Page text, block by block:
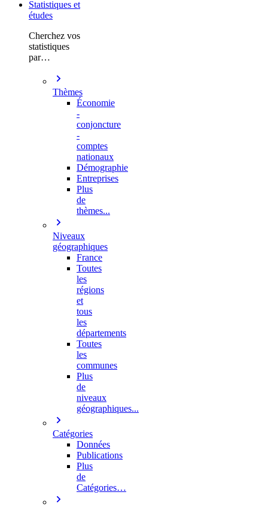
Statistiques et
études
Cherchez vos
statistiques
par…
Thèmes
Économie
-
conjoncture
-
comptes
nationaux
Démographie
Entreprises
Plus
de
thèmes...
Niveaux
géographiques
France
Toutes
les
régions
et
tous
les
départements
Toutes
les
communes
Plus
de
niveaux
géographiques...
Catégories
Données
Publications
Plus
de
Catégories…